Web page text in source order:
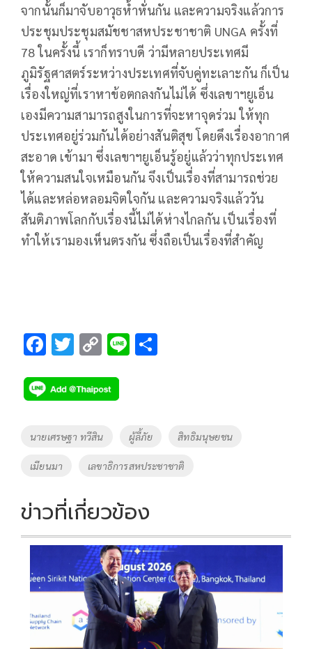
จากนั้นก็มาจับอาวุธห้ำหั่นกัน และความจริงแล้วการ
ประชุมประชุมสมัชชาสหประชาชาติ UNGA ครั้งที่
78 ในครั้งนี้ เราก็ทราบดี ว่ามีหลายประเทศมี
ภูมิรัฐศาสตร์ระหว่างประเทศที่จับคู่ทะเลาะกัน ก็เป็น
เรื่องใหญ่ที่เราหาข้อตกลงกันไม่ได้ ซึ่งเลขาฯยูเอ็น
เองมีความสามารถสูงในการที่จะหาจุดร่วม ให้ทุก
ประเทศอยู่ร่วมกันได้อย่างสันติสุข โดยดึงเรื่องอากาศ
สะอาด เข้ามา ซึ่งเลขาฯยูเอ็นรู้อยู่แล้วว่าทุกประเทศ
ให้ความสนใจเหมือนกัน จึงเป็นเรื่องที่สามารถช่วย
ได้และหล่อหลอมจิตใจกัน และความจริงแล้ววัน
สันติภาพโลกกับเรื่องนี้ไม่ได้ห่างไกลกัน เป็นเรื่องที่
ทำให้เรามองเห็นตรงกัน ซึ่งถือเป็นเรื่องที่สำคัญ
F
e
b
o
k
T
tt
er
C
p
y
Li
n
k
Li
Tags
นายเศรษฐา ทวีสิน ผู้ลี้ภัย สิทธิมนุษยชน
เมียนมา เลขาธิการสหประชาชาติ
ข่าวที่เกี่ยวข้อง